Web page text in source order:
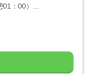
：00）...